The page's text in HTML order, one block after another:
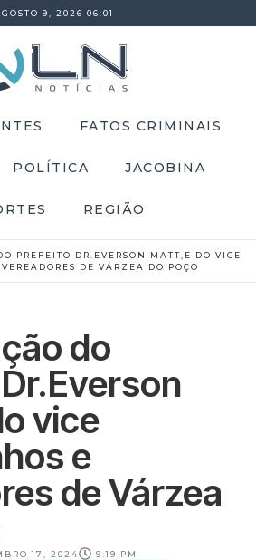
9, 2026 06:01
FATOS CRIMINAIS
POLÍTICA JACOBINA
REGIÃO
PREFEITO DR.EVERSON MATT,E DO VICE
DE VÁRZEA DO POÇO
do
vice
e
de Várzea
17, 2024 9:19 PM